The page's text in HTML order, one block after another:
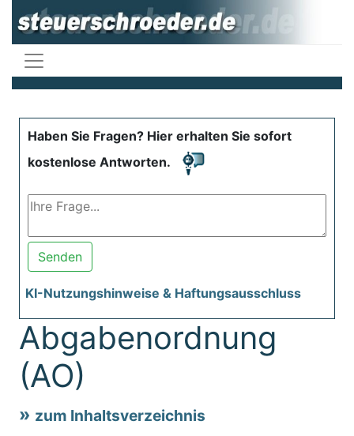
Haben Sie Fragen? Hier erhalten Sie sofort
kostenlose Antworten.
Senden
KI-Nutzungshinweise & Haftungsausschluss
Abgabenordnung
(AO)
zum Inhaltsverzeichnis